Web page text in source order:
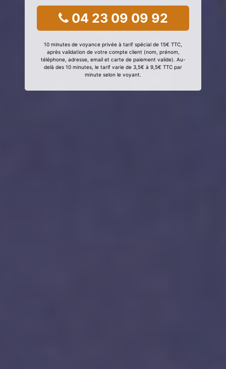
04 23 09 09 92
10 minutes de voyance privée à tarif spécial de 15€ TTC,
après validation de votre compte client (nom, prénom,
téléphone, adresse, email et carte de paiement valide). Au-
delà des 10 minutes, le tarif varie de 3,5€ à 9,5€ TTC par
minute selon le voyant.